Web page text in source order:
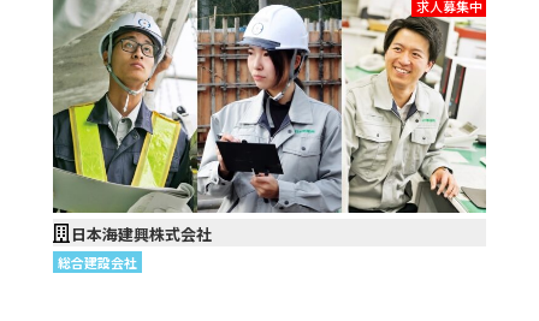
求人募集中
日本海建興株式会社
総合建設会社